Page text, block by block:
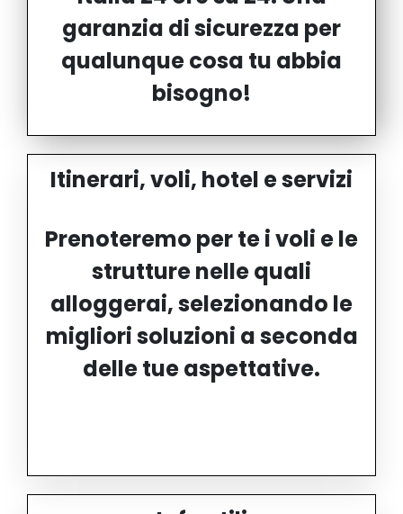
garanzia di sicurezza per
qualunque cosa tu abbia
bisogno!
Itinerari, voli, hotel e servizi
Prenoteremo per te i voli e le
strutture nelle quali
alloggerai, selezionando le
migliori soluzioni a seconda
delle tue aspettative.